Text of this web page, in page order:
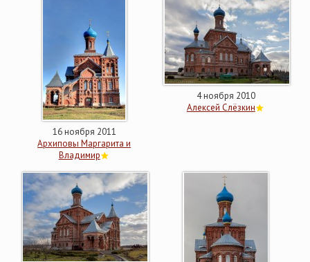
16 ноября 2011
Архиповы Маргарита и
Владимир
4 ноября 2010
Алексей Слёзкин